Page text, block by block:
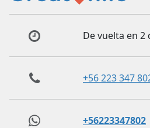
De vuelta en 2
+56 223 347
+56223347802